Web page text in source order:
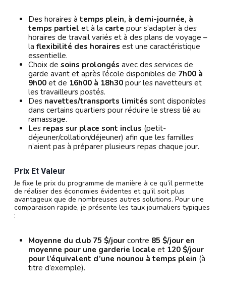
Des horaires à temps plein, à demi-journée, à
temps partiel et à la carte pour s’adapter à des
horaires de travail variés et à des plans de voyage –
la flexibilité des horaires est une caractéristique
essentielle.
Choix de soins prolongés avec des services de
garde avant et après l’école disponibles de 7h00 à
9h00 et de 16h00 à 18h30 pour les navetteurs et
les travailleurs postés.
Des navettes/transports limités sont disponibles
dans certains quartiers pour réduire le stress lié au
ramassage.
Les repas sur place sont inclus (petit-
déjeuner/collation/déjeuner) afin que les familles
n’aient pas à préparer plusieurs repas chaque jour.
Prix Et Valeur
Je fixe le prix du programme de manière à ce qu’il permette
de réaliser des économies évidentes et qu’il soit plus
avantageux que de nombreuses autres solutions. Pour une
comparaison rapide, je présente les taux journaliers typiques
:
Moyenne du club 75 $/jour contre 85 $/jour en
moyenne pour une garderie locale et 120 $/jour
pour l’équivalent d’une nounou à temps plein (à
titre d’exemple).